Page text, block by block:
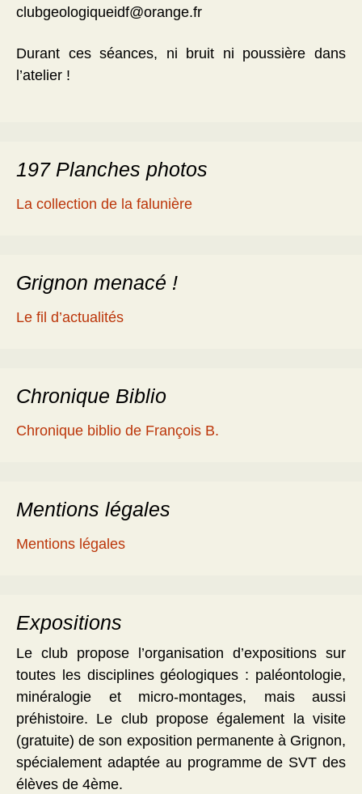
clubgeologiqueidf@orange.fr
Durant ces séances, ni bruit ni poussière dans
l’atelier !
197 Planches photos
La collection de la falunière
Grignon menacé !
Le fil d’actualités
Chronique Biblio
Chronique biblio de François B.
Mentions légales
Mentions légales
Expositions
Le club propose l’organisation d’expositions sur
toutes les disciplines géologiques : paléontologie,
minéralogie et micro-montages, mais aussi
préhistoire. Le club propose également la visite
(gratuite) de son exposition permanente à Grignon,
spécialement adaptée au programme de SVT des
élèves de 4ème.